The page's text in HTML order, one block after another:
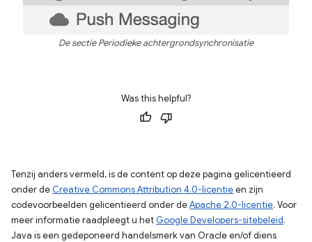
De sectie Periodieke achtergrondsynchronisatie
Was this helpful?
Tenzij anders vermeld, is de content op deze pagina gelicentieerd
onder de Creative Commons Attribution 4.0-licentieen zijn
codevoorbeelden gelicentieerd onder deApache 2.0-licentie. Voor
meer informatie raadpleegt u het Google Developers-sitebeleid.
Java is een gedeponeerd handelsmerk van Oracle en/of diens